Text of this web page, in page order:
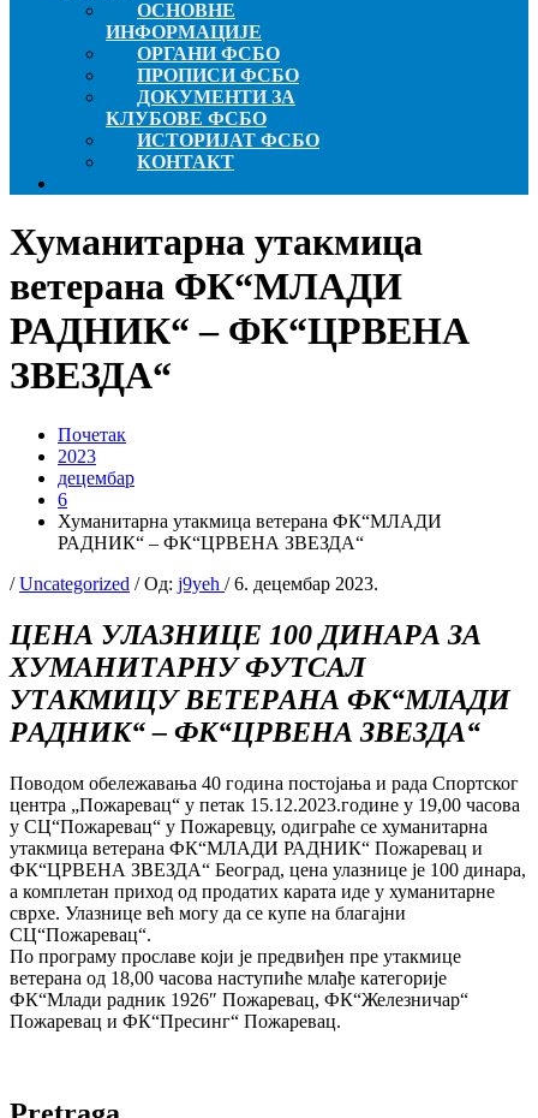
ОСНОВНЕ
ИНФОРМАЦИЈЕ
ОРГАНИ ФСБО
ПРОПИСИ ФСБО
ДОКУМЕНТИ ЗА
КЛУБОВЕ ФСБО
ИСТОРИЈАТ ФСБО
КОНТАКТ
Хуманитарна утакмица
ветерана ФК“МЛАДИ
РАДНИК“ – ФК“ЦРВЕНА
ЗВЕЗДА“
Почетак
2023
децембар
6
Хуманитарна утакмица ветерана ФК“МЛАДИ
РАДНИК“ – ФК“ЦРВЕНА ЗВЕЗДА“
/Uncategorized / Од: j9yeh /6. децембар 2023.
ЦЕНА УЛАЗНИЦЕ 100 ДИНАРА ЗА
ХУМАНИТАРНУ ФУТСАЛ
УТАКМИЦУ ВЕТЕРАНА ФК“МЛАДИ
РАДНИК“ – ФК“ЦРВЕНА ЗВЕЗДА“
Поводом обележавања 40 година постојања и рада Спортског
центра „Пожаревац“ у петак 15.12.2023.године у 19,00 часова
у СЦ“Пожаревац“ у Пожаревцу, одиграће се хуманитарна
утакмица ветерана ФК“МЛАДИ РАДНИК“ Пожаревац и
ФК“ЦРВЕНА ЗВЕЗДА“ Београд, цена улазнице је 100 динара,
а комплетан приход од продатих карата иде у хуманитарне
сврхе. Улазнице већ могу да се купе на благајни
СЦ“Пожаревац“.
По програму прославе који је предвиђен пре утакмице
ветерана од 18,00 часова наступиће млађе категорије
ФК“Млади радник 1926″ Пожаревац, ФК“Железничар“
Пожаревац и ФК“Пресинг“ Пожаревац.